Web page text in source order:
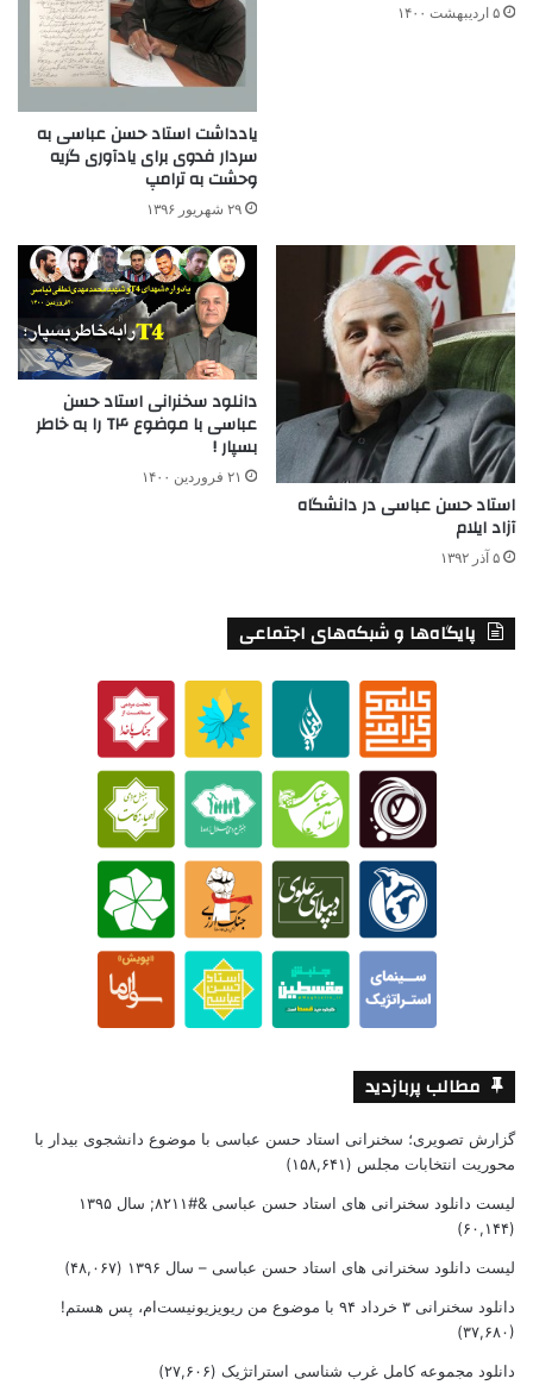
۵ اردیبهشت ۱۴۰۰
یادداشت استاد حسن عباسی به
سردار فدوی برای یادآوری گریه
وحشت به ترامپ
۲۹ شهریور ۱۳۹۶
استاد حسن عباسی در دانشگاه
آزاد ایلام
۵ آذر ۱۳۹۲
دانلود سخنرانی استاد حسن
عباسی با موضوع T۴ را به خاطر
بسپار !
۲۱ فروردین ۱۴۰۰
پایگاه‌ها و شبکه‌های اجتماعی
مطالب پربازدید
گزارش تصویری؛ سخنرانی استاد حسن عباسی با موضوع دانشجوی بیدار با
محوریت انتخابات مجلس (۱۵۸,۶۴۱)
لیست دانلود سخنرانی های استاد حسن عباسی &#۸۲۱۱; سال ۱۳۹۵
(۶۰,۱۴۴)
لیست دانلود سخنرانی های استاد حسن عباسی – سال ۱۳۹۶ (۴۸,۰۶۷)
دانلود سخنرانی ۳ خرداد ۹۴ با موضوع من ریویزیونیست‌ام، پس هستم!
(۳۷,۶۸۰)
دانلود مجموعه کامل غرب شناسی استراتژیک (۲۷,۶۰۶)